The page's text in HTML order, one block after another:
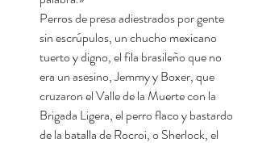
Perros de presa adiestrados por gente
sin escrúpulos, un chucho mexicano
tuerto y digno, el fila brasileño que no
era un asesino, Jemmy y Boxer, que
cruzaron el Valle de la Muerte con la
Brigada Ligera, el perro flaco y bastardo
de la batalla de Rocroi, o Sherlock, el